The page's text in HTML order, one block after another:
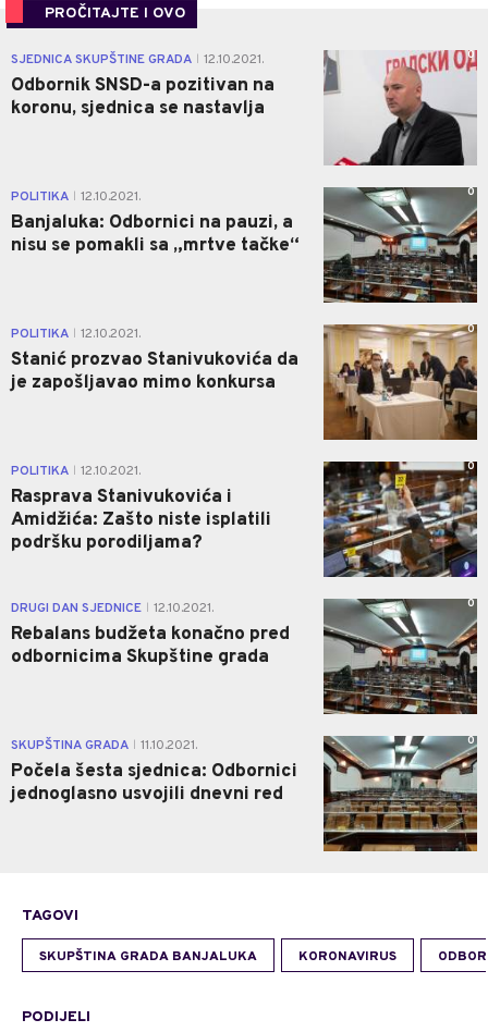
PROČITAJTE I OVO
SJEDNICA SKUPŠTINE GRADA 12.10.2021.
Odbornik SNSD-a pozitivan na
koronu, sjednica se nastavlja
0
POLITIKA 12.10.2021.
Banjaluka: Odbornici na pauzi, a
nisu se pomakli sa „mrtve tačke“
0
POLITIKA 12.10.2021.
Stanić prozvao Stanivukovića da
je zapošljavao mimo konkursa
0
POLITIKA 12.10.2021.
Rasprava Stanivukovića i
Amidžića: Zašto niste isplatili
podršku porodiljama?
0
DRUGI DAN SJEDNICE 12.10.2021.
Rebalans budžeta konačno pred
odbornicima Skupštine grada
0
SKUPŠTINA GRADA 11.10.2021.
Počela šesta sjednica: Odbornici
jednoglasno usvojili dnevni red
0
TAGOVI
SKUPŠTINA GRADA BANJALUKA KORONAVIRUS
PODIJELI